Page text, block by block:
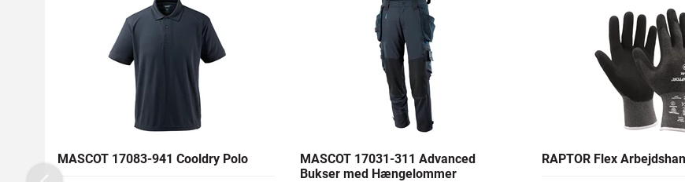
MASCOT 17083-941 Cooldry Polo
MASCOT 17031-311 Advanced
Bukser med Hængelommer
RAPTOR Flex